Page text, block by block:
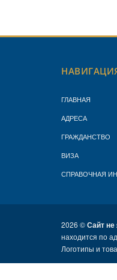
ГЛАВНАЯ
АДРЕСА
ГРАЖДАНСТВО
ВИЗА
СПРАВОЧНАЯ
2026 ©Сайт
находится по
Логотипы и